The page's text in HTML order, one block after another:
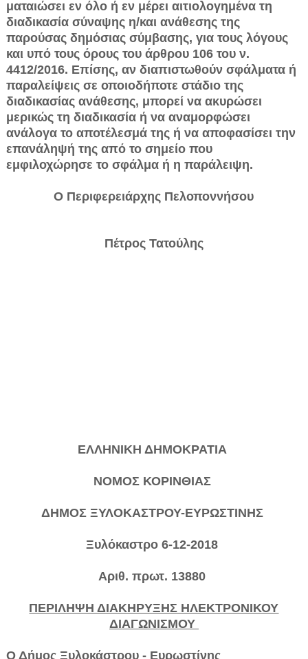
ματαιώσει εν όλο ή εν μέ­ρει αιτιολογημένα τη
διαδικασία σύναψης η/και ανάθεσης της
παρούσας δη­μόσιας σύμβασης, για τους λόγους
και υπό τους όρους του άρθρου 106 του ν.
4412/2016. Επίσης, αν διαπιστωθούν σφάλματα ή
παραλείψεις σε οποιο­δήποτε στάδιο της
διαδικασίας ανάθεσης, μπορεί να ακυρώσει
μερικώς τη διαδικασία ή να αναμορφώσει
ανάλογα το αποτέλεσμά της ή να αποφασί­σει την
επανάληψή της από το σημείο που
εμφιλοχώρησε το σφάλμα ή η παράλειψη.
Ο Περιφερειάρχης Πελοποννήσου
Πέτρος Τατούλης
ΕΛΛΗΝΙΚΗ ΔΗΜΟΚΡΑΤΙΑ
ΝΟΜΟΣ ΚΟΡΙΝΘΙΑΣ
ΔΗΜΟΣ ΞΥΛΟΚΑΣΤΡΟΥ-ΕΥΡΩΣΤΙΝΗΣ
Ξυλόκαστρο 6-12-2018
Αριθ. πρωτ. 13880
ΠΕΡΙΛΗΨΗ ΔΙΑΚΗΡΥΞΗΣ ΗΛΕΚΤΡΟΝΙΚΟΥ
ΔΙΑΓΩΝΙΣΜΟΥ
Ο Δήμος Ξυλοκάστρου - Ευρωστίνης